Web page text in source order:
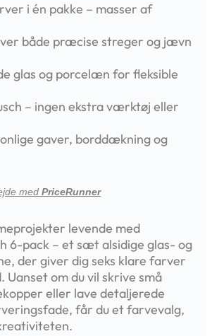
i én pakke – masser af
både præcise streger og jævn
glas og porcelæn for fleksible
– ingen ekstra værktøj eller
gaver, borddækning og
med PriceRunner
levende med
6-pack – et sæt alsidige glas- og
der giver dig seks klare farver
Uanset om du vil skrive små
eller lave detaljerede
får du et farvevalg,